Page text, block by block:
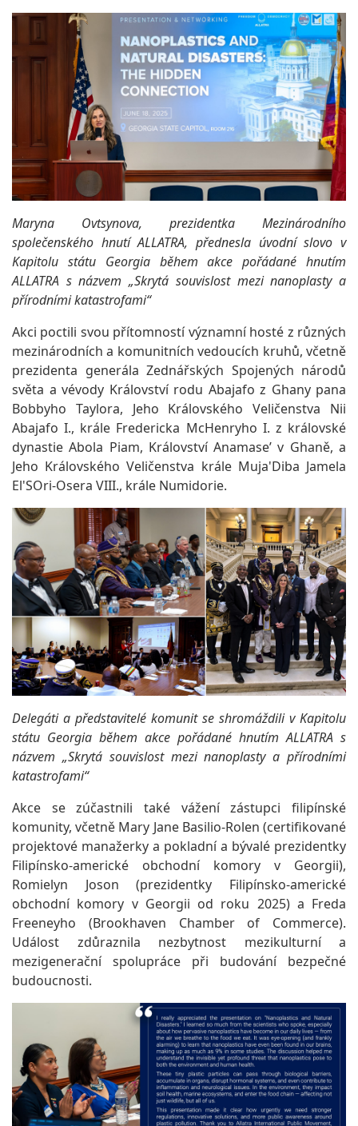
Maryna Ovtsynova, prezidentka Mezinárodního
společenského hnutí ALLATRA, přednesla úvodní slovo v
Kapitolu státu Georgia během akce pořádané hnutím
ALLATRA s názvem „Skrytá souvislost mezi nanoplasty a
přírodními katastrofami“
Akci poctili svou přítomností významní hosté z různých
mezinárodních a komunitních vedoucích kruhů, včetně
prezidenta generála Zednářských Spojených národů
světa a vévody Království rodu Abajafo z Ghany pana
Bobbyho Taylora, Jeho Královského Veličenstva Nii
Abajafo I., krále Fredericka McHenryho I. z královské
dynastie Abola Piam, Království Anamase’ v Ghaně, a
Jeho Královského Veličenstva krále Muja'Diba Jamela
El'SOri-Osera VIII., krále Numidorie.
Delegáti a představitelé komunit se shromáždili v Kapitolu
státu Georgia během akce pořádané hnutím ALLATRA s
názvem „Skrytá souvislost mezi nanoplasty a přírodními
katastrofami“
Akce se zúčastnili také vážení zástupci filipínské
komunity, včetně Mary Jane Basilio-Rolen (certifikované
projektové manažerky a pokladní a bývalé prezidentky
Filipínsko-americké obchodní komory v Georgii),
Romielyn Joson (prezidentky Filipínsko-americké
obchodní komory v Georgii od roku 2025) a Freda
Freeneyho (Brookhaven Chamber of Commerce).
Událost zdůraznila nezbytnost mezikulturní a
mezigenerační spolupráce při budování bezpečné
budoucnosti.